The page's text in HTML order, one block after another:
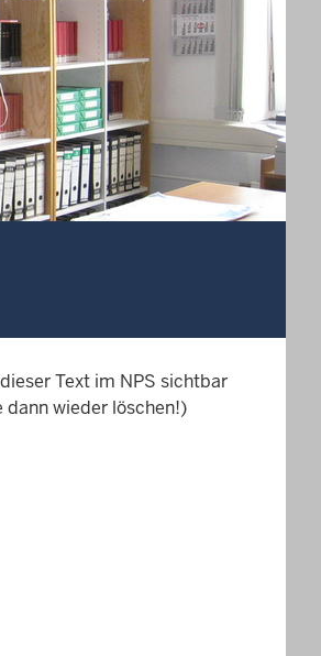
Text im NPS sichtbar
wieder löschen!)